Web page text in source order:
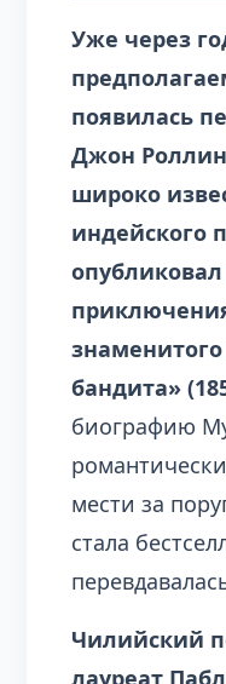
Уже через
появилась
Джон
широко
индейского
бандита»
биографию
мести за
стала
Чилийский
лауреат